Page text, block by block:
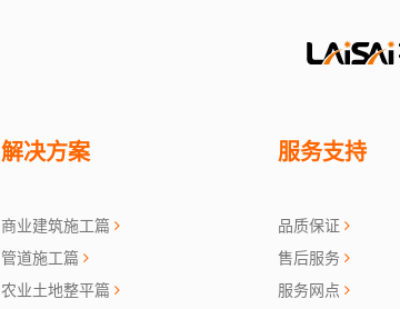
解决方案
商业建筑施工篇
管道施工篇
农业土地整平篇
服务支持
品质保证
售后服务
服务网点